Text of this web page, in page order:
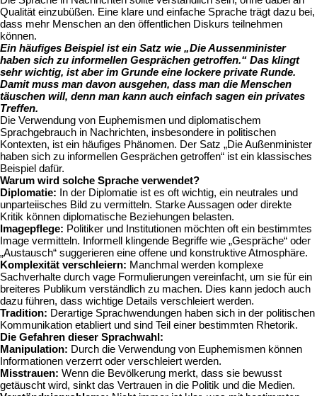
Qualität einzubüßen. Eine klare und einfache Sprache trägt dazu bei,
dass mehr Menschen an den öffentlichen Diskurs teilnehmen
können.
Ein häufiges Beispiel ist ein Satz wie „Die Aussenminister
haben sich zu informellen Gesprächen getroffen.“ Das klingt
sehr wichtig, ist aber im Grunde eine lockere private Runde.
Damit muss man davon ausgehen, dass man die Menschen
täuschen will, denn man kann auch einfach sagen ein privates
Treffen.
Die Verwendung von Euphemismen und diplomatischem
Sprachgebrauch in Nachrichten, insbesondere in politischen
Kontexten, ist ein häufiges Phänomen. Der Satz „Die Außenminister
haben sich zu informellen Gesprächen getroffen“ ist ein klassisches
Beispiel dafür.
Warum wird solche Sprache verwendet?
Diplomatie: In der Diplomatie ist es oft wichtig, ein neutrales und
unparteiisches Bild zu vermitteln. Starke Aussagen oder direkte
Kritik können diplomatische Beziehungen belasten.
Imagepflege: Politiker und Institutionen möchten oft ein bestimmtes
Image vermitteln. Informell klingende Begriffe wie „Gespräche“ oder
„Austausch“ suggerieren eine offene und konstruktive Atmosphäre.
Komplexität verschleiern: Manchmal werden komplexe
Sachverhalte durch vage Formulierungen vereinfacht, um sie für ein
breiteres Publikum verständlich zu machen. Dies kann jedoch auch
dazu führen, dass wichtige Details verschleiert werden.
Tradition: Derartige Sprachwendungen haben sich in der politischen
Kommunikation etabliert und sind Teil einer bestimmten Rhetorik.
Die Gefahren dieser Sprachwahl:
Manipulation: Durch die Verwendung von Euphemismen können
Informationen verzerrt oder verschleiert werden.
Misstrauen: Wenn die Bevölkerung merkt, dass sie bewusst
getäuscht wird, sinkt das Vertrauen in die Politik und die Medien.